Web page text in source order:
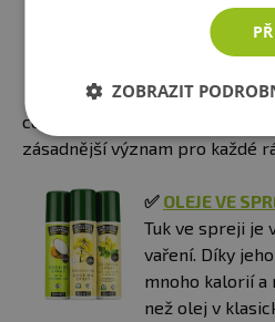
Tohle je
na 100 g pouhé
kakao, čokoláda s
cookies. Královské snídaně
zásadnější význam pro každé
✅ OLEJE VE
Tuk ve spreji je
vaření. Díky
mnoho kalorií a
než olej v
ZOBRAZIT